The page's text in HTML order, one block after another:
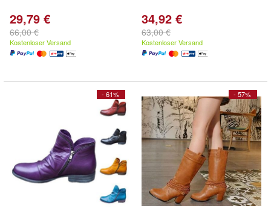
29,79 €
66,00 €
Kostenloser Versand
34,92 €
63,00 €
Kostenloser Versand
- 61% - 57%